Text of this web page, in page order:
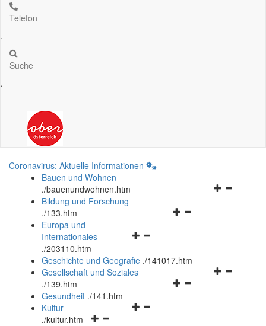
Telefon
.
Suche
.
Coronavirus: Aktuelle Informationen
Bauen und Wohnen
./bauenundwohnen.htm
Navigationsmenü
Bildung und Forschung
./133.htm
Navigationsmenü
und
schließen
Europa und
Internationales
./203110.htm
Geschichte und Geografie ./141017.htm
Navigationsmenü
Gesellschaft und Soziales
./139.htm
Navigationsmenü
Gesundheit ./141.htm
Navigationsmenü
Kultur
./kultur.htm